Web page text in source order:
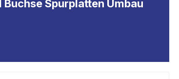
Spurplatten Umbau